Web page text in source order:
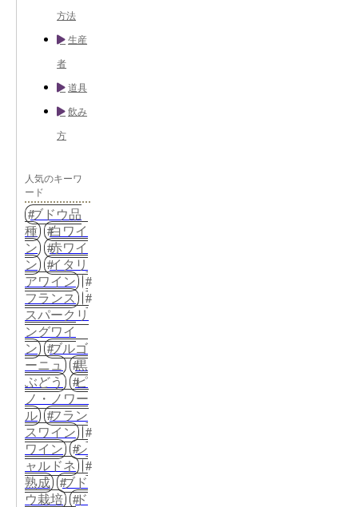
方法
生産
者
道具
飲み
方
人気のキーワ
ード
ブドウ品
種
白ワイ
ン
赤ワイ
ン
イタリ
アワイン
フランス
スパークリ
ングワイ
ン
ブルゴ
ーニュ
黒
ぶどう
ピ
ノ・ノワー
ル
フラン
スワイン
ワイン
シ
ャルドネ
熟成
ブド
ウ栽培
ド